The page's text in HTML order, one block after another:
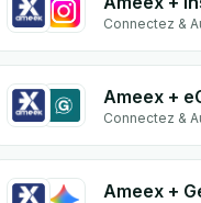
Connectez &
Ameex +
Connectez &
Ameex +